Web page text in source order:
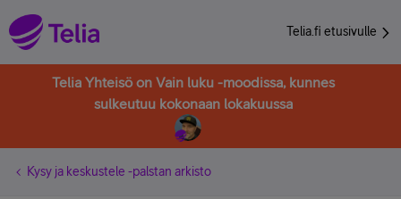
Telia.fi etusivulle
Telia Yhteisö on Vain luku -moodissa, kunnes
sulkeutuu kokonaan lokakuussa
Kysy ja keskustele -palstan arkisto